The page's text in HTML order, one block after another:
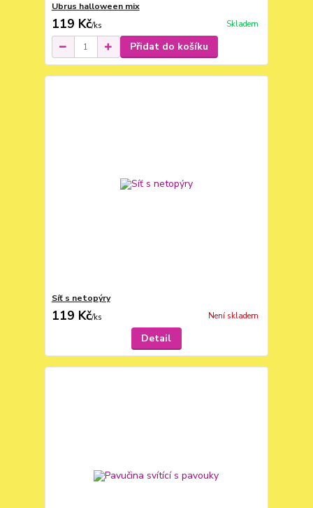
Ubrus halloween mix
119 Kč/ks Skladem
Přidat do košíku
Síť s netopýry
119 Kč/ks Není skladem
Detail